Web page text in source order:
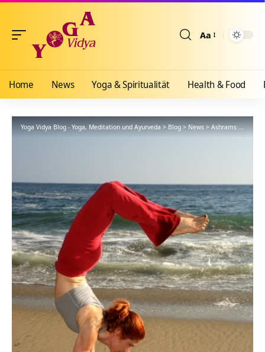
Aa
Home News Yoga & Spiritualität Health & Food
Yoga Vidya Blog - Yoga, Meditation und Ayurveda>Blog>News>Ashrams>